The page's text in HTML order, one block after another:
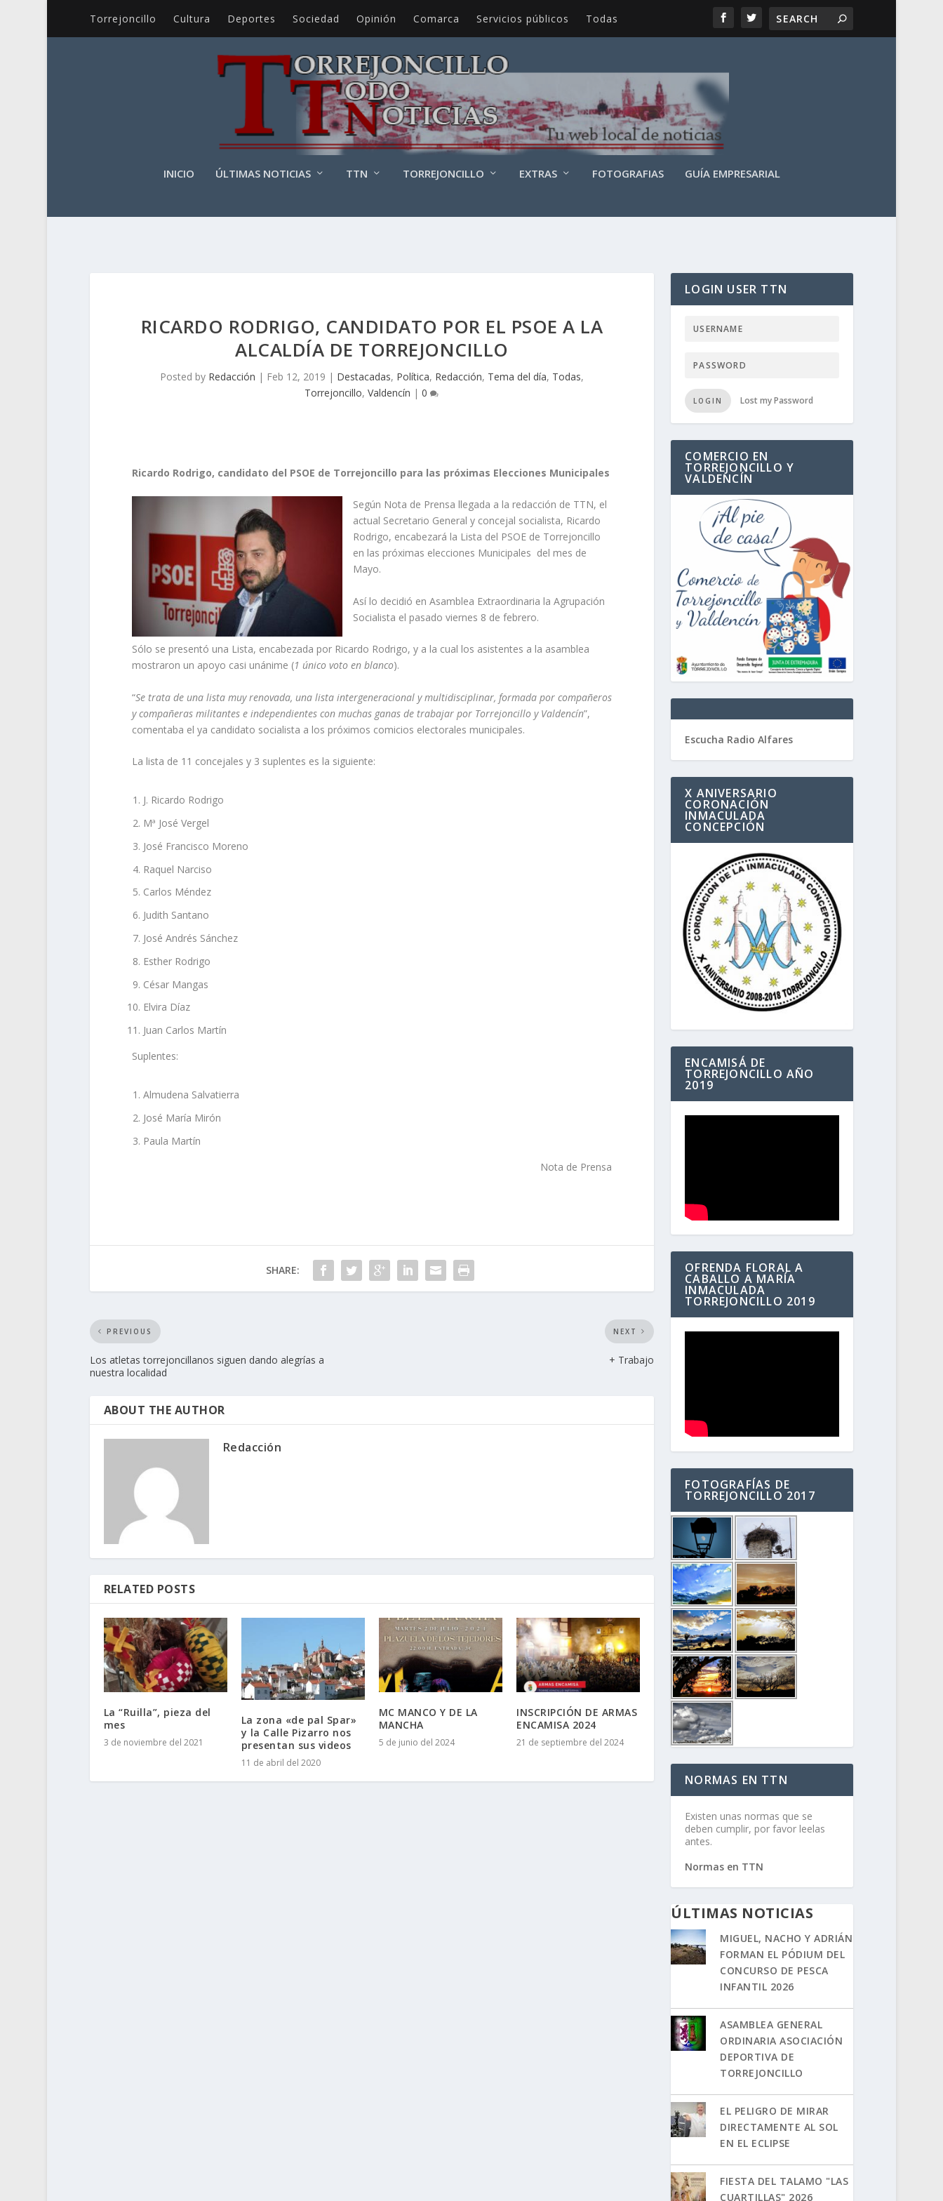
Torrejoncillo Cultura Deportes Sociedad Opinión Comarca Servicios públicos Todas
INICIO ÚLTIMAS NOTICIAS TTN TORREJONCILLO EXTRAS FOTOGRAFIAS GUÍA EMPRESARIAL
RICARDO RODRIGO, CANDIDATO POR EL PSOE A LA
ALCALDÍA DE TORREJONCILLO
Posted by Redacción | Feb 12, 2019 | Destacadas, Política, Redacción, Tema del día, Todas,
Torrejoncillo,Valdencín |0
Ricardo Rodrigo, candidato del PSOE de Torrejoncillo para las próximas Elecciones Municipales
Según Nota de Prensa llegada a la redacción de TTN, el
actual Secretario General y concejal socialista, Ricardo
Rodrigo, encabezará la Lista del PSOE de Torrejoncillo
en las próximas elecciones Municipales del mes de
Mayo.
Así lo decidió en Asamblea Extraordinaria la Agrupación
Socialista el pasado viernes 8 de febrero.
Sólo se presentó una Lista, encabezada por Ricardo Rodrigo, y a la cual los asistentes a la asamblea
mostraron un apoyo casi unánime (1 único voto en blanco).
“Se trata de una lista muy renovada, una lista intergeneracional y multidisciplinar, formada por compañeros
y compañeras militantes e independientes con muchas ganas de trabajar por Torrejoncillo y Valdencín”,
comentaba el ya candidato socialista a los próximos comicios electorales municipales.
La lista de 11 concejales y 3 suplentes es la siguiente:
J. Ricardo Rodrigo
Mª José Vergel
José Francisco Moreno
Raquel Narciso
Carlos Méndez
Judith Santano
José Andrés Sánchez
Esther Rodrigo
César Mangas
Elvira Díaz
Juan Carlos Martín
Suplentes:
Almudena Salvatierra
José María Mirón
Paula Martín
Nota de Prensa
SHARE:
PREVIOUS
Los atletas torrejoncillanos siguen dando alegrías a
nuestra localidad
NEXT
+ Trabajo
ABOUT THE AUTHOR
Redacción
RELATED POSTS
La “Ruilla”, pieza del
mes
3 de noviembre del 2021
La zona «de pal Spar»
y la Calle Pizarro nos
presentan sus videos
11 de abril del 2020
MC MANCO Y DE LA
MANCHA
5 de junio del 2024
INSCRIPCIÓN DE ARMAS
ENCAMISA 2024
21 de septiembre del 2024
LOGIN USER TTN
LOGIN Lost my Password
COMERCIO EN
TORREJONCILLO Y
VALDENCÍN
Escucha Radio Alfares
X ANIVERSARIO
CORONACIÓN
INMACULADA
CONCEPCIÓN
ENCAMISÁ DE
TORREJONCILLO AÑO
2019
OFRENDA FLORAL A
CABALLO A MARÍA
INMACULADA
TORREJONCILLO 2019
FOTOGRAFÍAS DE
TORREJONCILLO 2017
NORMAS EN TTN
Existen unas normas que se
deben cumplir, por favor leelas
antes.
Normas en TTN
ÚLTIMAS NOTICIAS
MIGUEL, NACHO Y ADRIÁN
FORMAN EL PÓDIUM DEL
CONCURSO DE PESCA
INFANTIL 2026
ASAMBLEA GENERAL
ORDINARIA ASOCIACIÓN
DEPORTIVA DE
TORREJONCILLO
EL PELIGRO DE MIRAR
DIRECTAMENTE AL SOL
EN EL ECLIPSE
FIESTA DEL TALAMO "LAS
CUARTILLAS" 2026